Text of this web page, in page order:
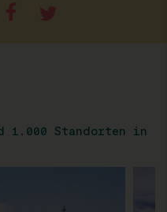
1.000 Standorten in